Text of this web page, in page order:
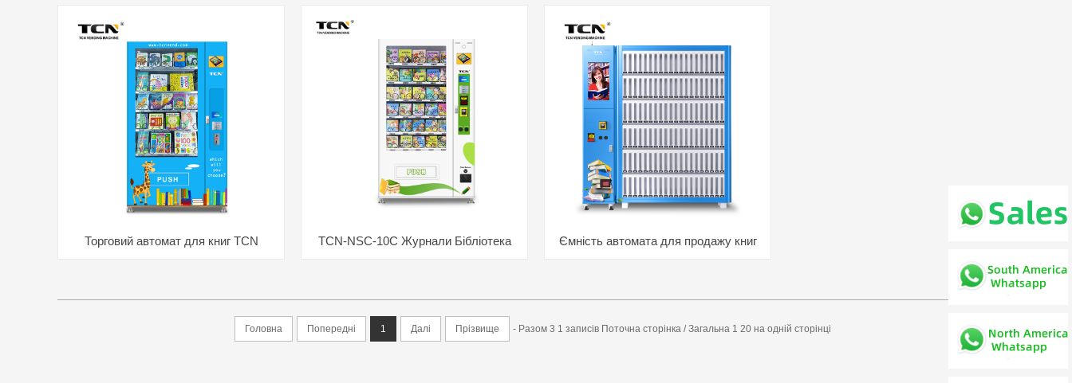
Торговий автомат для книг TCN
TCN-NSC-10C Журнали Бібліотека
Ємність автомата для продажу книг
Головна Попередні 1 Далі Прізвище - Разом 3 1 записів Поточна сторінка / Загальна 1 20 на одній сторінці